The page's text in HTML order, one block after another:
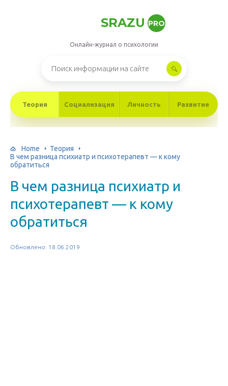
SRAZU PRO
Онлайн-журнал о психологии
Теория Социализация Личность Развитие
Home
Теория
В чем разница психиатр и психотерапевт — к кому
обратиться
В чем разница психиатр и
психотерапевт — к кому
обратиться
Обновлено: 18.06.2019